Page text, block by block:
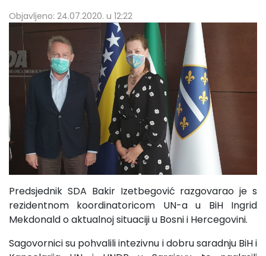
Objavljeno: 24.07.2020. u 12:22
Predsjednik SDA Bakir Izetbegović razgovarao je s
rezidentnom koordinatoricom UN-a u BiH Ingrid
Mekdonald o aktualnoj situaciji u Bosni i Hercegovini.
Sagovornici su pohvalili intezivnu i dobru saradnju BiH i